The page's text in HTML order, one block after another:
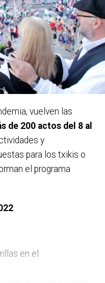
1.800 euros en
elegido por el
mejor diseño local.
y tendrán la
jóvenes de 1º
(de 5º de Lehen
vuelven las
de 200 actos del 8 al
y
para los txikis o
el programa
en el